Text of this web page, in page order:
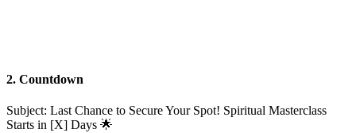
2. Countdown
Subject: Last Chance to Secure Your Spot! Spiritual Masterclass
Starts in [X] Days 🌟